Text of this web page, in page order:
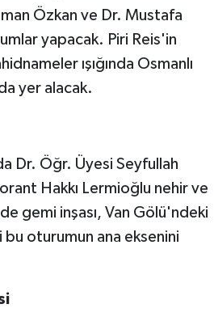
Özkan ve Dr. Mustafa
yapacak. Piri Reis'in
ışığında Osmanlı
yer alacak.
Dr. Öğr. Üyesi Seyfullah
Hakkı Lermioğlu nehir ve
gemi inşası, Van Gölü'ndeki
oturumun ana eksenini